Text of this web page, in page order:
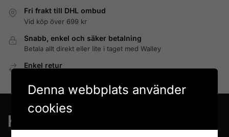
Fri frakt till DHL ombud
Vid köp över 699 kr
Snabb, enkel och säker betalning
Betala allt direkt eller lite i taget med Walley
Enkel retur
Denna webbplats använder
cookies